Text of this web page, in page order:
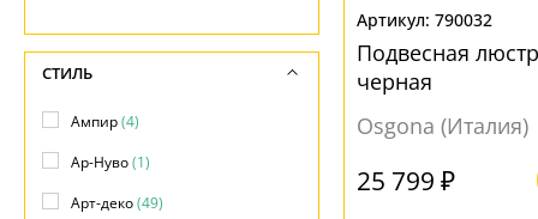
790032
Подвесная
черная
Osgona (Италия)
25 799 ₽
СТИЛЬ
Ампир(4)
Ар-Нуво(1)
Арт-деко(49)